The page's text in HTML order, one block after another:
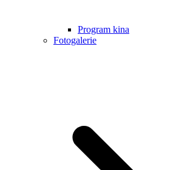
Program kina
Fotogalerie